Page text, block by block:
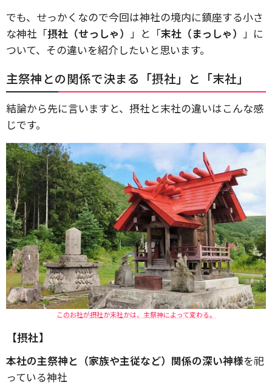
でも、せっかくなので今回は神社の境内に鎮座する小さ
な神社「摂社（せっしゃ） 」と「末社（まっしゃ） 」に
ついて、その違いを紹介したいと思います。
主祭神との関係で決まる「摂社」と「末社」
結論から先に言いますと、摂社と末社の違いはこんな感
じです。
このお社が摂社か末社かは、主祭神によって変わる。
【摂社】
本社の主祭神と（家族や主従など）関係の深い神様を祀
っている神社